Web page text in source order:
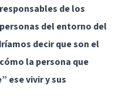
de los
del entorno del
decir que son el
la persona que
ese vivir y sus